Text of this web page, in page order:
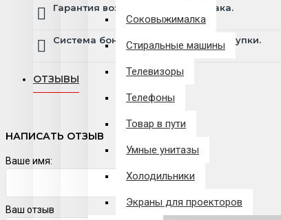
Соковыжималка
Стиральные машины
Телевизоры
Телефоны
Товар в пути
Умные унитазы
Холодильники
Экраны для проекторов
Гарантия возврата и обмена брака.
Система бонусов и подарков за покупки.
ОТЗЫВЫ
НАПИСАТЬ ОТЗЫВ
Ваше имя:
Ваш отзыв